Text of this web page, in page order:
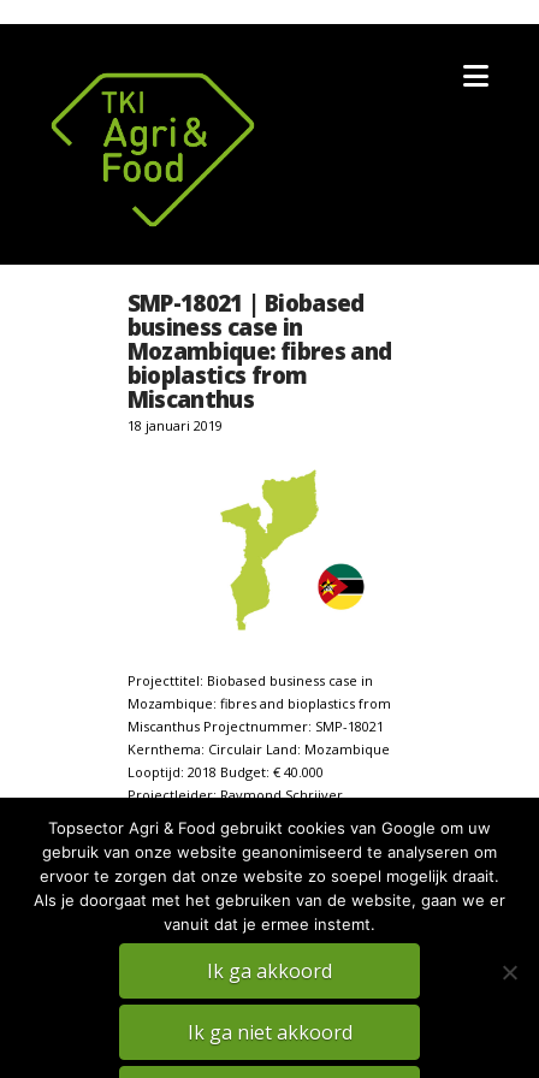
SMP-18021 | Biobased
business case in
Mozambique: fibres and
bioplastics from
Miscanthus
18 januari 2019
Projecttitel: Biobased business case in
Mozambique: fibres and bioplastics from
Miscanthus Projectnummer: SMP-18021
Kernthema: Circulair Land: Mozambique
Looptijd: 2018 Budget: € 40.000
Projectleider: Raymond Schrijver
Research Projectpartners: ECOMOZ LDA,
ICCO, TruValu , NNRGy, …
PRIVACY
Topsector Agri & Food gebruikt cookies van Google om uw
gebruik van onze website geanonimiseerd te analyseren om
ervoor te zorgen dat onze website zo soepel mogelijk draait.
Als je doorgaat met het gebruiken van de website, gaan we er
vanuit dat je ermee instemt.
Ik ga akkoord
Ik ga niet akkoord